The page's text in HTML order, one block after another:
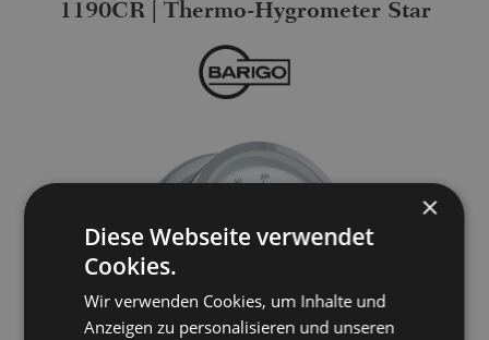
1190CR | Thermo-Hygrometer Star
×
Diese Webseite verwendet
Cookies.
Wir verwenden Cookies, um Inhalte und
Anzeigen zu personalisieren und unseren